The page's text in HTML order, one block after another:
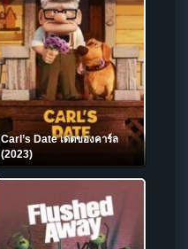
Carl’s Date เดตของคาร์ล
(2023)